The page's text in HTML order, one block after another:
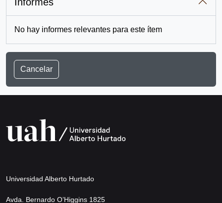
Informes
No hay informes relevantes para este ítem
Cancelar
Universidad Alberto Hurtado
Avda. Bernardo O’Higgins 1825